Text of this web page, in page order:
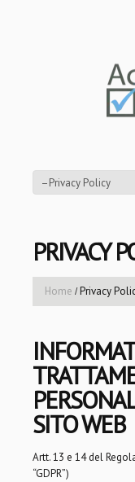
PRIVACY
Home Privacy
SITO WEB
Artt. 13 e 14 del
“GDPR”)